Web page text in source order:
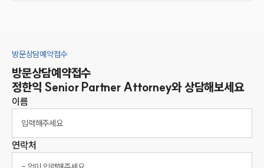
방문상담예약접수
방문상담예약접수
정한익 Senior Partner Attorney와 상담해보세요
이름
연락처